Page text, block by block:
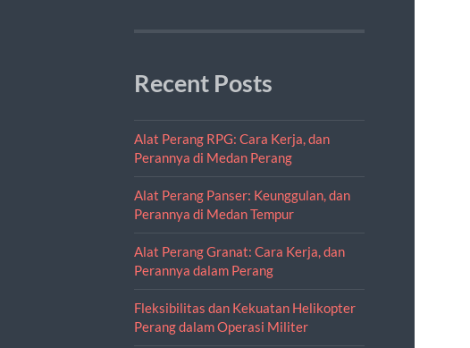
Recent Posts
Alat Perang RPG: Cara Kerja, dan
Perannya di Medan Perang
Alat Perang Panser: Keunggulan, dan
Perannya di Medan Tempur
Alat Perang Granat: Cara Kerja, dan
Perannya dalam Perang
Fleksibilitas dan Kekuatan Helikopter
Perang dalam Operasi Militer